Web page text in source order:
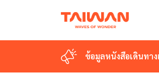
ข้อมูลหนังสือเดินทา
ข้อมูลหนังสือเดินทา